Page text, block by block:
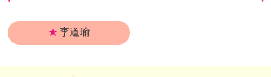
★李道瑜